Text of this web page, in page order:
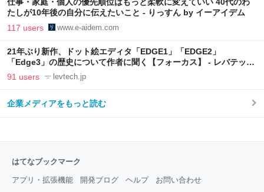
仕事・家庭・個人の優先順位はもっと柔軟に変えていい 40代のわ
たしが10年後の自分に伝えたいこと - りっすん by イーアイデム
117 users www.e-aidem.com
21年ぶり新作、ドット絵エディタ「EDGE1」「EDGE2」
「Edge3」の歴史について作者に聞く【フォーカス】 - レバテック
LAB
91 users levtech.jp
企業メディアをもっと読む
はてなブックマーク
アプリ・拡張機能 開発ブログ ヘルプ お問い合わせ